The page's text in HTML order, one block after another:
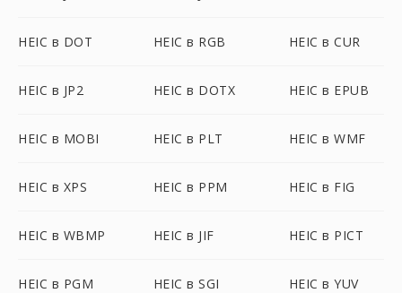
HEIC в DOT HEIC в RGB HEIC в CUR
HEIC в JP2 HEIC в DOTX HEIC в EPUB
HEIC в MOBI HEIC в PLT HEIC в WMF
HEIC в XPS HEIC в PPM HEIC в FIG
HEIC в WBMP HEIC в JIF HEIC в PICT
HEIC в PGM HEIC в SGI HEIC в YUV